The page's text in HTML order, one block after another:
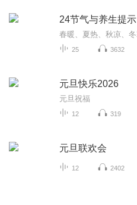
24节气与养生提示
25 3632
元旦快乐2026
元旦祝福
12 319
元旦联欢会
12 2402